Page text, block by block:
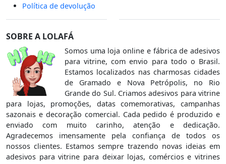
Política de devolução
SOBRE A LOLAFÁ
Somos uma loja online e fábrica de adesivos
para vitrine, com envio para todo o Brasil.
Estamos localizados nas charmosas cidades
de Gramado e Nova Petrópolis, no Rio
Grande do Sul. Criamos adesivos para vitrine
para lojas, promoções, datas comemorativas, campanhas
sazonais e decoração comercial. Cada pedido é produzido e
enviado com muito carinho, atenção e dedicação.
Agradecemos imensamente pela confiança de todos os
nossos clientes. Estamos sempre trazendo novas ideias em
adesivos para vitrine para deixar lojas, comércios e vitrines